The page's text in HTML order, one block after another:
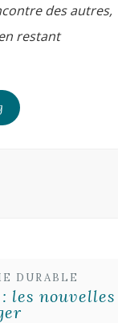
des autres,
restant
DURABLE
les nouvelles